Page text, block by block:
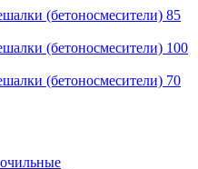
(бетоносмесители) 85
(бетоносмесители) 100
(бетоносмесители) 70